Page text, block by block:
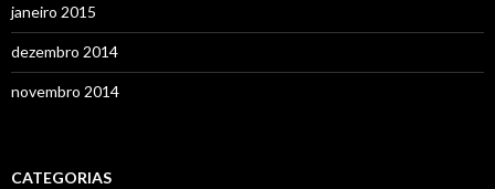
janeiro 2015
dezembro 2014
novembro 2014
CATEGORIAS